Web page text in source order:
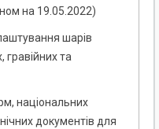
на 19.05.2022)
шарів
та
національних
документів для